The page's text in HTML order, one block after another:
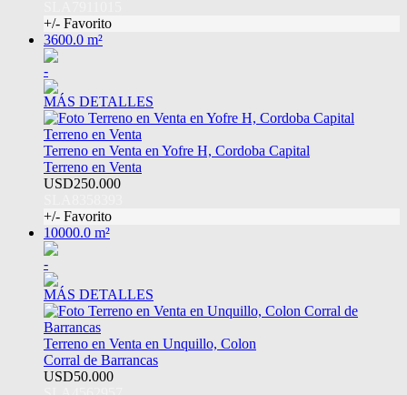
+/- Favorito
3600.0 m²
-
MÁS DETALLES
Terreno en Venta en Yofre H, Cordoba Capital
Terreno en Venta
USD250.000
+/- Favorito
10000.0 m²
-
MÁS DETALLES
Terreno en Venta en Unquillo, Colon
Corral de Barrancas
USD50.000